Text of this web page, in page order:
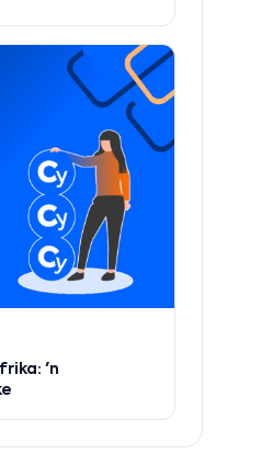
'n